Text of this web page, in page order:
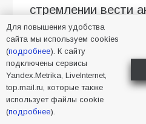
стремлении вести
жизни: организует
помогает осваивать
северной ходьбы,
подходящие
сопровождает на
Именно такая
Для повышения удобства
сайта мы используем cookies
(подробнее). К сайту
подключены сервисы
Yandex.Metrika, LiveInternet,
top.mail.ru, которые также
использует файлы cookie
(подробнее).